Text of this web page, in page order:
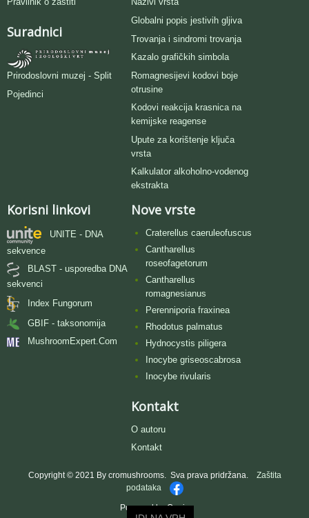
Suradnici
Prirodoslovni muzej - Split
Pojedinci
Globalni popis jestivih gljiva
Trovanja i sindromi trovanja
Kazalo grafičkih simbola
Romagnesijevi kodovi boje
otrusine
Kodovi reakcija krasnica na
kemijske reagense
Upute za korištenje ključa
vrsta
Kalkulator alkoholno-vodenog
ekstrakta
Korisni linkovi
UNITE - DNA
sekvence
BLAST - usporedba DNA
sekvenci
Index Fungorum
GBIF - taksonomija
MushroomExpert.Com
Nove vrste
Craterellus caeruleofuscus
Cantharellus
roseofagetorum
Cantharellus
romagnesianus
Perenniporia fraxinea
Rhodotus palmatus
Hydnocystis piligera
Inocybe griseoscabrosa
Inocybe rivularis
Kontakt
O autoru
Kontakt
Copyright © 2021 By cromushrooms. Sva prava pridržana. Zaštita
podataka
Powered by Oggie